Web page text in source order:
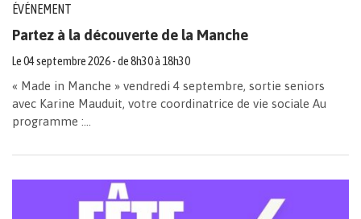
ÉVÉNEMENT
Partez à la découverte de la Manche
Le04septembre2026- de 8h30 à 18h30
« Made in Manche » vendredi 4 septembre, sortie seniors
avec Karine Mauduit, votre coordinatrice de vie sociale Au
programme :...